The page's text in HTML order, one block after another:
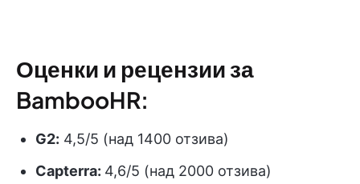
Оценки и рецензии за
BambooHR:
G2: 4,5/5 (над 1400 отзива)
Capterra: 4,6/5 (над 2000 отзива)